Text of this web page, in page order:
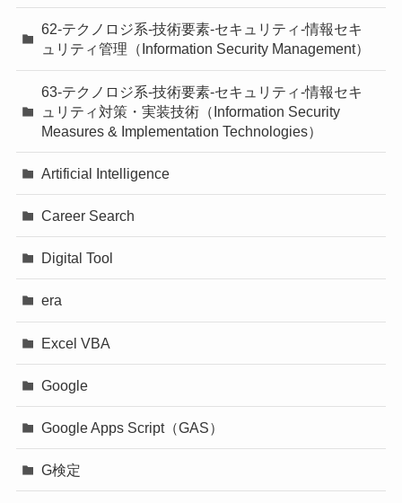
62-テクノロジ系-技術要素-セキュリティ-情報セキ
ュリティ管理（Information Security Management）
63-テクノロジ系-技術要素-セキュリティ-情報セキ
ュリティ対策・実装技術（Information Security
Measures & Implementation Technologies）
Artificial Intelligence
Career Search
Digital Tool
era
Excel VBA
Google
Google Apps Script（GAS）
G検定